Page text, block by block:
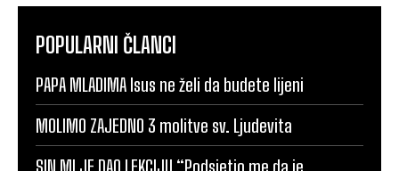
POPULARNI ČLANCI
PAPA MLADIMA Isus ne želi da budete lijeni
MOLIMO ZAJEDNO 3 molitve sv. Ljudevita
SIN MI JE DAO LEKCIJU “Podsjetio me da je